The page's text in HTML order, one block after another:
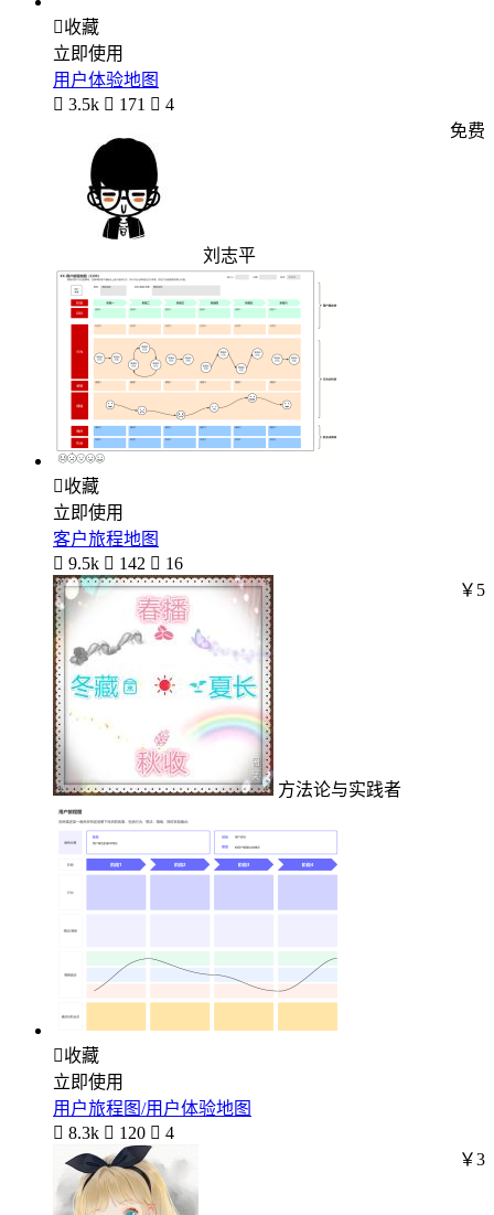
收藏
立即使用
用户体验地图
 3.5k  171  4
刘志平
免费
收藏
立即使用
客户旅程地图
 9.5k  142  16
方法论与实践者
￥5
收藏
立即使用
用户旅程图/用户体验地图
 8.3k  120  4
￥3